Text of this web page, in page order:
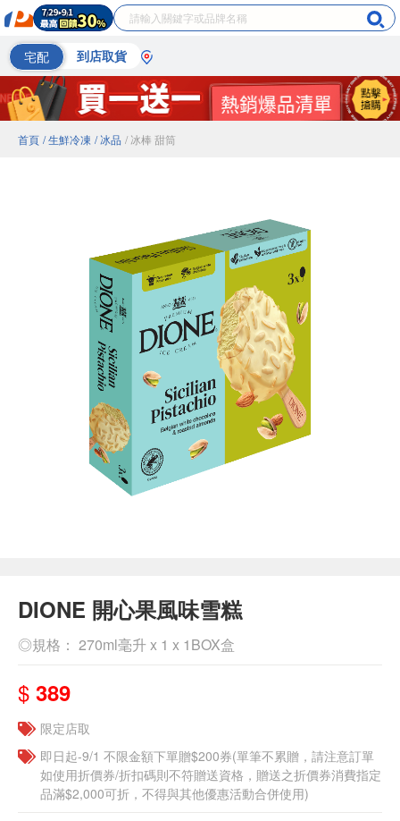
宅配 到店取貨
首頁 / 生鮮冷凍 / 冰品 / 冰棒 甜筒
DIONE 開心果風味雪糕
◎規格： 270ml毫升 x 1 x 1BOX盒
$ 389
限定店取
即日起-9/1 不限金額下單贈$200券(單筆不累贈，請注意訂單
如使用折價券/折扣碼則不符贈送資格，贈送之折價券消費指定
品滿$2,000可折，不得與其他優惠活動合併使用)